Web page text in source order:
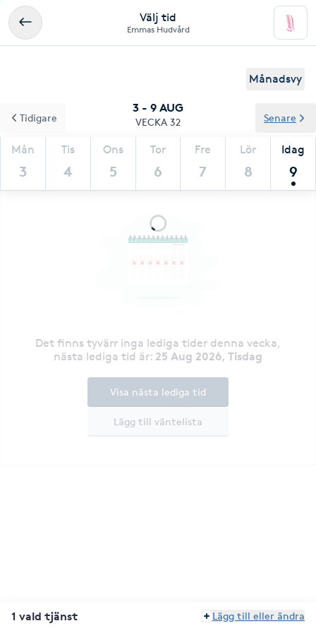
Välj tid
Emmas Hudvård
Månadsvy
3 - 9 AUG
VECKA 32
Mån
3
Tis
4
Ons
5
Tor
6
Fre
7
Lör
8
Idag
9
Tidigare Senare
Det finns tyvärr inga lediga tider denna vecka,
nästa lediga tid är: 25 Aug 2026, Tisdag
Lägg till väntelista
Visa nästa lediga tid
1 vald tjänst Lägg till eller ändra